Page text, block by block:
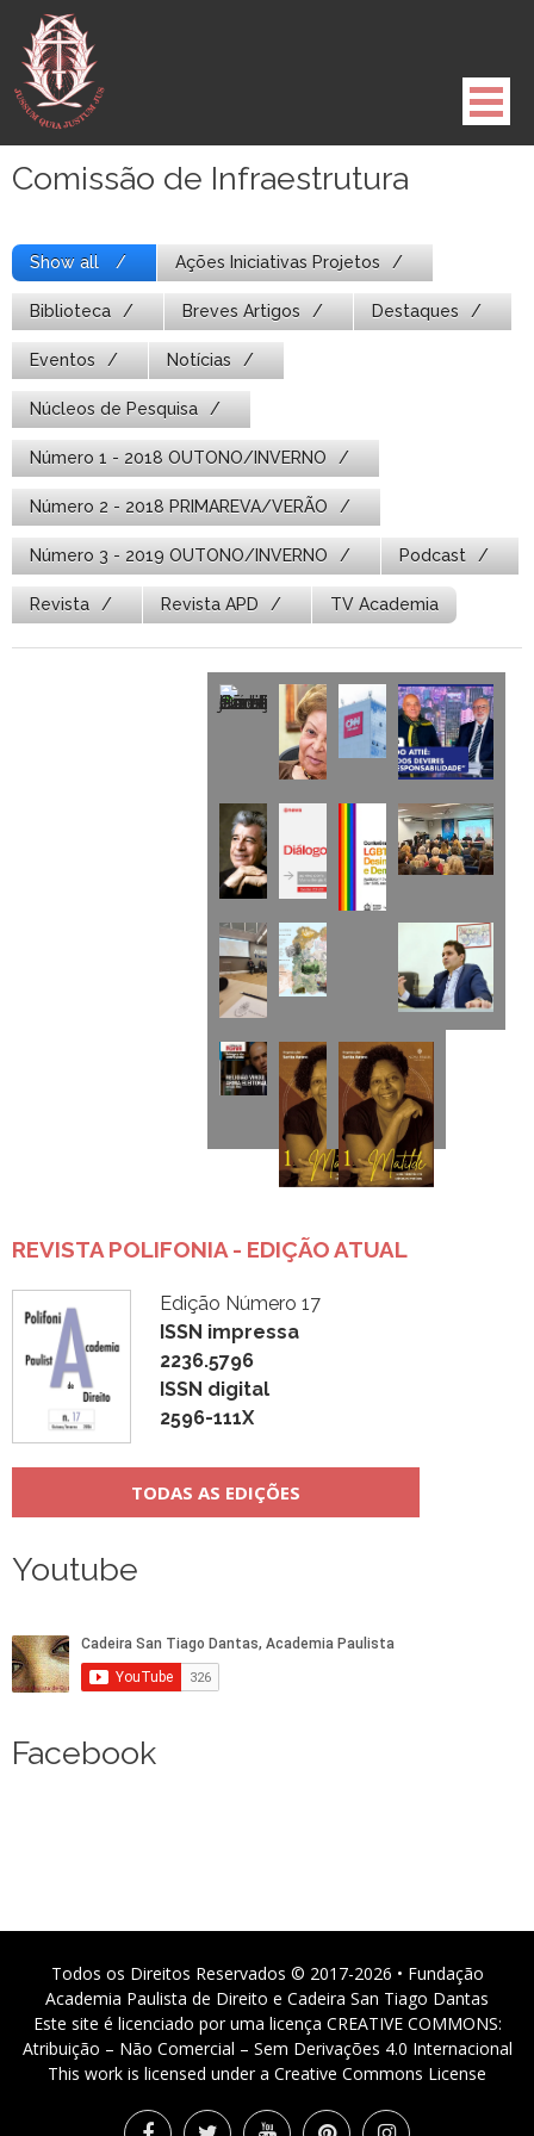
para
conteúdo
Comissão de Infraestrutura
Show all Ações Iniciativas Projetos
Biblioteca Breves Artigos Destaques
Eventos Notícias
Núcleos de Pesquisa
Número 1 - 2018 OUTONO/INVERNO
Número 2 - 2018 PRIMAREVA/VERÃO
Número 3 - 2019 OUTONO/INVERNO Podcast
Revista Revista APD TV Academia
REVISTA POLIFONIA - EDIÇÃO ATUAL
Edição Número 17
ISSN impressa
2236.5796
ISSN digital
2596-111X
TODAS AS EDIÇÕES
Youtube
Facebook
Todos os Direitos Reservados © 2017-2026 • Fundação
Academia Paulista de Direito e Cadeira San Tiago Dantas
Este site é licenciado por uma licença CREATIVE COMMONS:
Atribuição – Não Comercial – Sem Derivações 4.0 Internacional
This work is licensed under a Creative Commons License